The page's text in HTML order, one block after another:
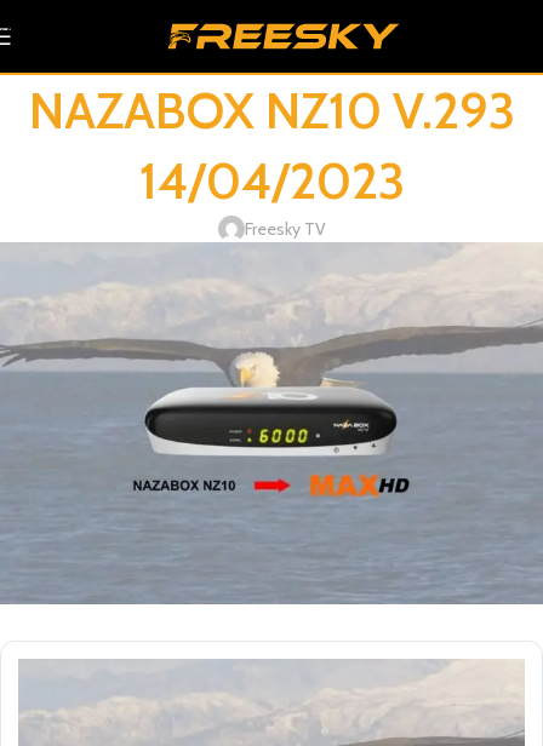
Skip to navigation
Skip to main content
NAZABOX NZ10 V.293
14/04/2023
Freesky TV